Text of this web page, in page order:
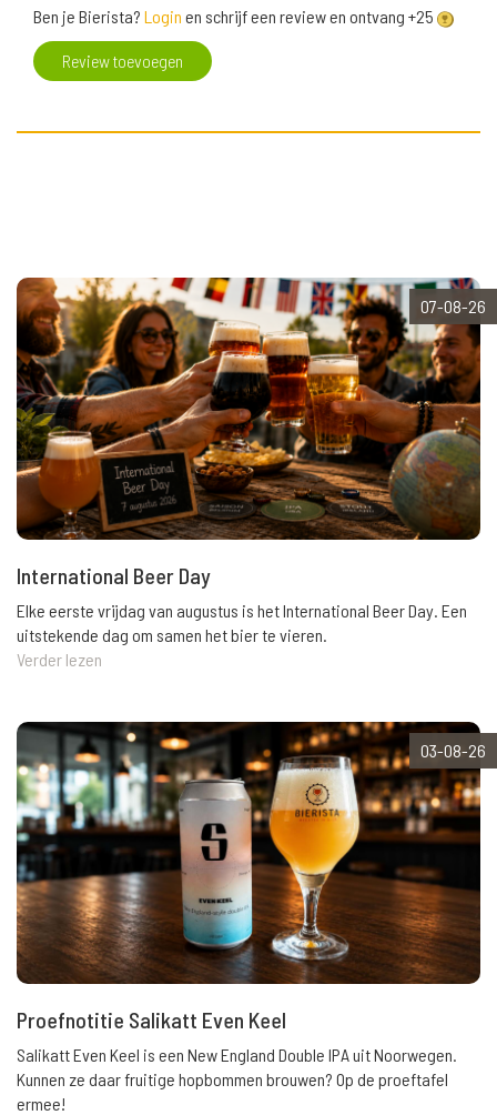
Ben je Bierista? Login en schrijf een review en ontvang +25
Review toevoegen
07-08-26
International Beer Day
Elke eerste vrijdag van augustus is het International Beer Day. Een
uitstekende dag om samen het bier te vieren.
Verder lezen
03-08-26
Proefnotitie Salikatt Even Keel
Salikatt Even Keel is een New England Double IPA uit Noorwegen.
Kunnen ze daar fruitige hopbommen brouwen? Op de proeftafel
ermee!